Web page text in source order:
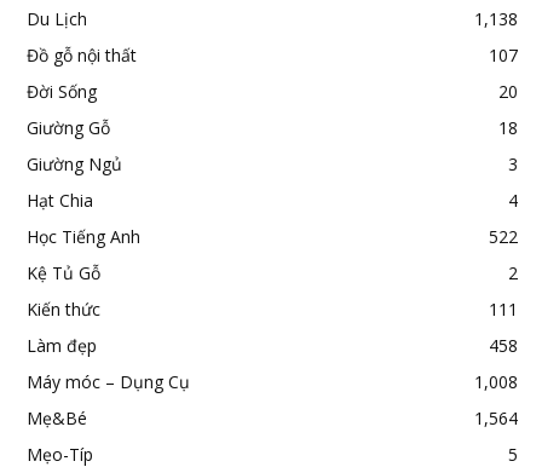
Du Lịch
1,138
Đồ gỗ nội thất
107
Đời Sống
20
Giường Gỗ
18
Giường Ngủ
3
Hạt Chia
4
Học Tiếng Anh
522
Kệ Tủ Gỗ
2
Kiến thức
111
Làm đẹp
458
Máy móc – Dụng Cụ
1,008
Mẹ&Bé
1,564
Mẹo-Típ
5